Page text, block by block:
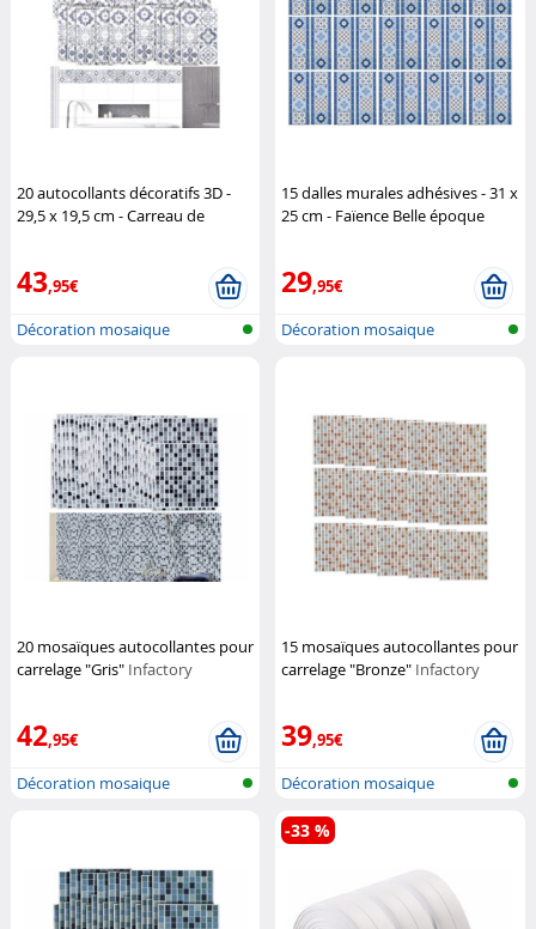
20 autocollants décoratifs 3D -
29,5 x 19,5 cm - Carreau de
43,95€
Décoration mosaique
15 dalles murales adhésives - 31 x
25 cm - Faïence Belle époque
29,95€
Décoration mosaique
20 mosaïques autocollantes pour
carrelage "Gris" Infactory
42,95€
Décoration mosaique
15 mosaïques autocollantes pour
carrelage "Bronze" Infactory
39,95€
Décoration mosaique
autocollante
-33 %